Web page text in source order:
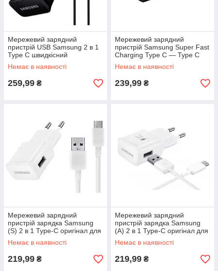
Мережевий зарядний
пристрій USB Samsung 2 в 1
Type C швидкісний
Немає в наявності
259,99 ₴
Мережевий зарядний
пристрій Samsung Super Fast
Charging Type C — Type C
25W PD
Немає в наявності
239,99 ₴
Мережевий зарядний
пристрій зарядка Samsung
(S) 2 в 1 Type-C оригінал для
Немає в наявності
219,99 ₴
Мережевий зарядний
пристрій зарядка Samsung
(A) 2 в 1 Type-C оригінал для
Немає в наявності
219,99 ₴